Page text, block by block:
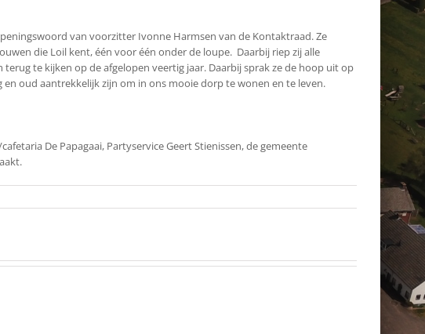
van voorzitter Ivonne Harmsen van de Kontaktraad. Ze
die Loil kent, één voor één onder de loupe. Daarbij riep zij alle
te kijken op de afgelopen veertig jaar. Daarbij sprak ze de hoop uit op
oud aantrekkelijk zijn om in ons mooie dorp te wonen en te leven.
De Papagaai, Partyservice Geert Stienissen, de gemeente